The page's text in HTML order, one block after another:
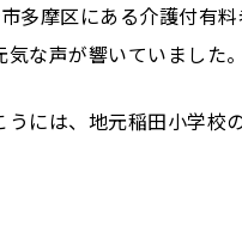
多摩区にある介護付有
気な声が響いていました。
うには、地元稲田小学校